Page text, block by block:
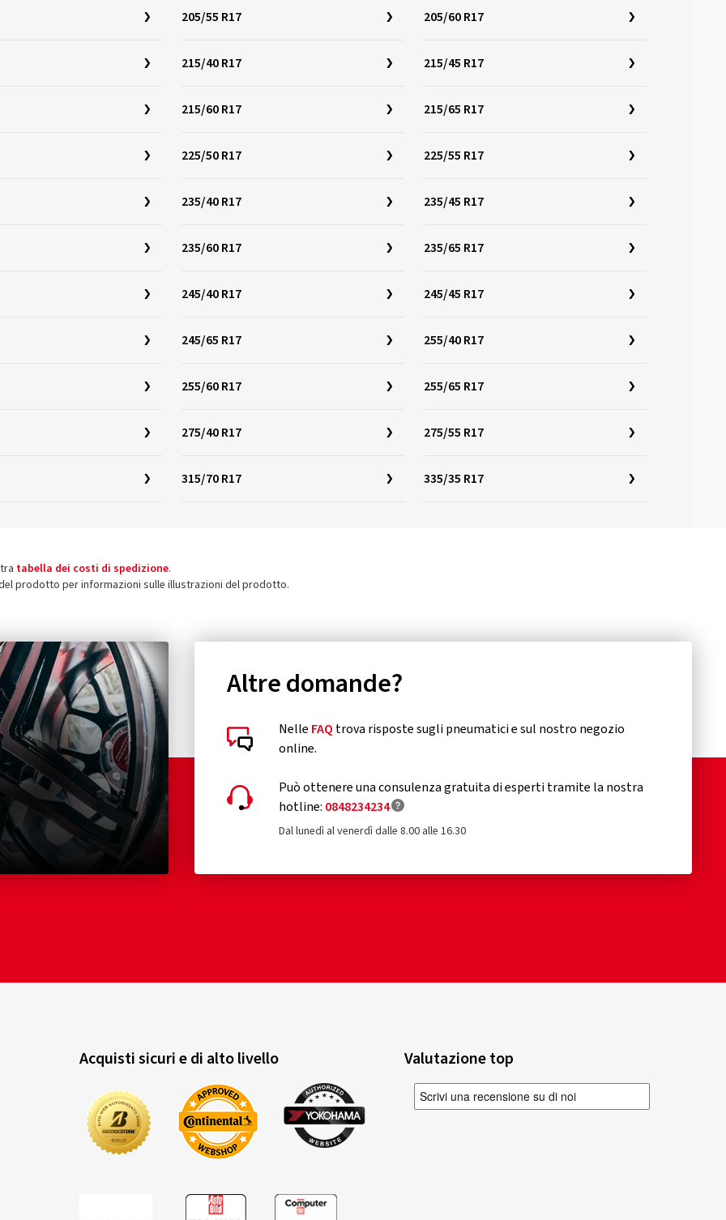
205/55 R17 205/60 R17
215/40 R17 215/45 R17
215/60 R17 215/65 R17
225/50 R17 225/55 R17
235/40 R17 235/45 R17
235/60 R17 235/65 R17
245/40 R17 245/45 R17
245/65 R17 255/40 R17
255/60 R17 255/65 R17
275/40 R17 275/55 R17
315/70 R17 335/35 R17
tabella dei costi di spedizione.
prodotto per informazioni sulle illustrazioni del prodotto.
Altre domande?
Nelle FAQ trova risposte sugli pneumatici e sul nostro negozio
online.
Può ottenere una consulenza gratuita di esperti tramite la nostra
hotline: 0848234234
Dal lunedì al venerdì dalle 8.00 alle 16.30
Acquisti sicuri e di alto livello Valutazione top